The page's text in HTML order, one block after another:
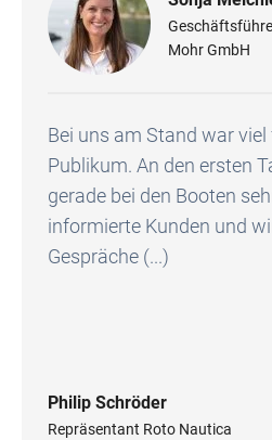
Mohr GmbH
Bei uns am Stand war
Publikum. An den ersten
gerade bei den Booten
informierte Kunden und
Gespräche (...)
Philip Schröder
Repräsentant Roto Nautica